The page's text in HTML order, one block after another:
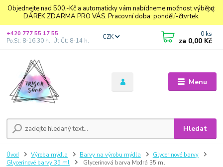
Objednejte nad 500,-Kč a automaticky vám nabídneme možnost výběru:
DÁREK ZDARMA PRO VÁS. Pracovní doba: pondělí-čtvrtek.
Menu
CZK
Hledat
+420 777 55 17 55
Po,St: 8-16.30 h., Út,Čt: 8-14 h.
0 ks
za 0,00 Kč
Úvod Výroba mýdla Barvy na výrobu mýdla
Glycerinové barvy
Glycerinové barvy 35 ml
Glycerinová barva Modrá 35 ml